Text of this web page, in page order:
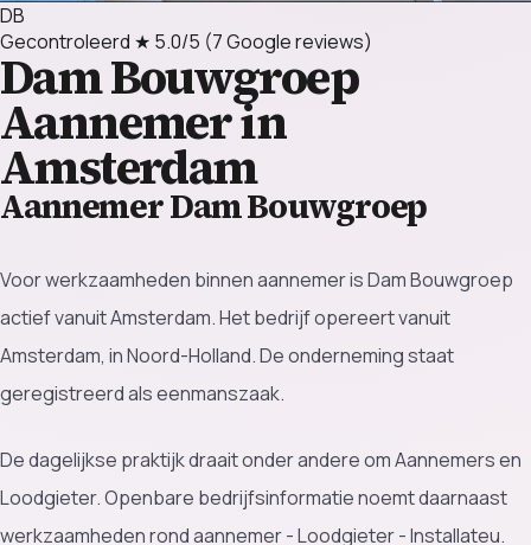
DB
Gecontroleerd ★ 5.0/5 (7 Google reviews)
Dam Bouwgroep
Aannemer in
Amsterdam
Aannemer Dam Bouwgroep
Voor werkzaamheden binnen aannemer is Dam Bouwgroep
actief vanuit Amsterdam. Het bedrijf opereert vanuit
Amsterdam, in Noord-Holland. De onderneming staat
geregistreerd als eenmanszaak.
De dagelijkse praktijk draait onder andere om Aannemers en
Loodgieter. Openbare bedrijfsinformatie noemt daarnaast
werkzaamheden rond aannemer - Loodgieter - Installateu.